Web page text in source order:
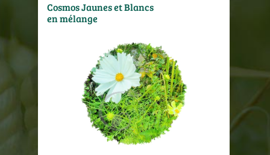
Cosmos Jaunes et Blancs
en mélange